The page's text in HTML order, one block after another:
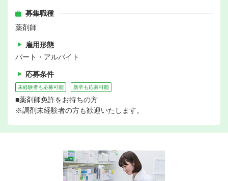
募集職種
薬剤師
雇用形態
パート・アルバイト
応募条件
未経験者も応募可能 新卒も応募可能
■薬剤師免許をお持ちの方
※調剤未経験者の方も歓迎いたします。